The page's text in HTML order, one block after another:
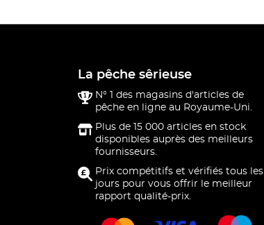
La pêche sêrieuse
N° 1 des magasins d'articles de
pêche en ligne au Royaume-Uni.
Plus de 15 000 articles en stock
disponibles auprès des meilleurs
fournisseurs.
Prix compétitifs et vérifiés tous les
jours pour vous offrir le meilleur
rapport qualité-prix.